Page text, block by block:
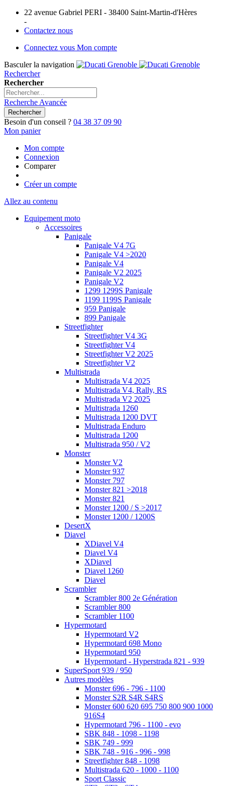
22 avenue Gabriel PERI - 38400 Saint-Martin-d'Hères
-
Contactez nous
Connectez vous Mon compte
Basculer la navigation
Rechercher
Rechercher
Recherche Avancée
Rechercher
Besoin d'un conseil ? 04 38 37 09 90
Mon panier
Mon compte
Connexion
Comparer
Créer un compte
Allez au contenu
Equipement moto
Accessoires
Panigale
Panigale V4 7G
Panigale V4 >2020
Panigale V4
Panigale V2 2025
Panigale V2
1299 1299S Panigale
1199 1199S Panigale
959 Panigale
899 Panigale
Streetfighter
Streetfighter V4 3G
Streetfighter V4
Streetfighter V2 2025
Streetfighter V2
Multistrada
Multistrada V4 2025
Multistrada V4, Rally, RS
Multistrada V2 2025
Multistrada 1260
Multistrada 1200 DVT
Multistrada Enduro
Multistrada 1200
Multistrada 950 / V2
Monster
Monster V2
Monster 937
Monster 797
Monster 821 >2018
Monster 821
Monster 1200 / S >2017
Monster 1200 / 1200S
DesertX
Diavel
XDiavel V4
Diavel V4
XDiavel
Diavel 1260
Diavel
Scrambler
Scrambler 800 2e Génération
Scrambler 800
Scrambler 1100
Hypermotard
Hypermotard V2
Hypermotard 698 Mono
Hypermotard 950
Hypermotard - Hyperstrada 821 - 939
SuperSport 939 / 950
Autres modèles
Monster 696 - 796 - 1100
Monster S2R S4R S4RS
Monster 600 620 695 750 800 900 1000
916S4
Hypermotard 796 - 1100 - evo
SBK 848 - 1098 - 1198
SBK 749 - 999
SBK 748 - 916 - 996 - 998
Streetfighter 848 - 1098
Multistrada 620 - 1000 - 1100
Sport Classic